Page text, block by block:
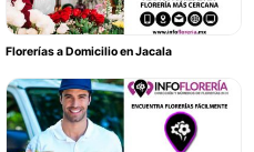
Florerías a Domicilio en Jacala